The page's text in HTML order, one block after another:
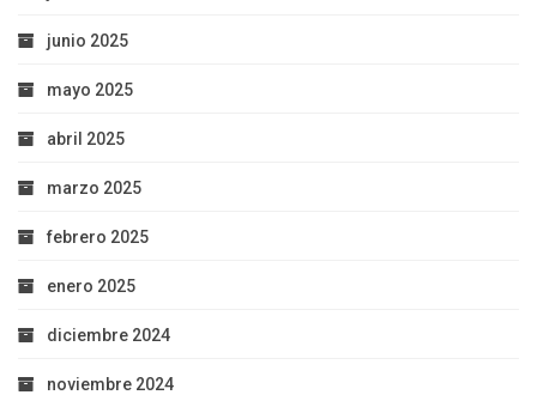
junio 2025
mayo 2025
abril 2025
marzo 2025
febrero 2025
enero 2025
diciembre 2024
noviembre 2024